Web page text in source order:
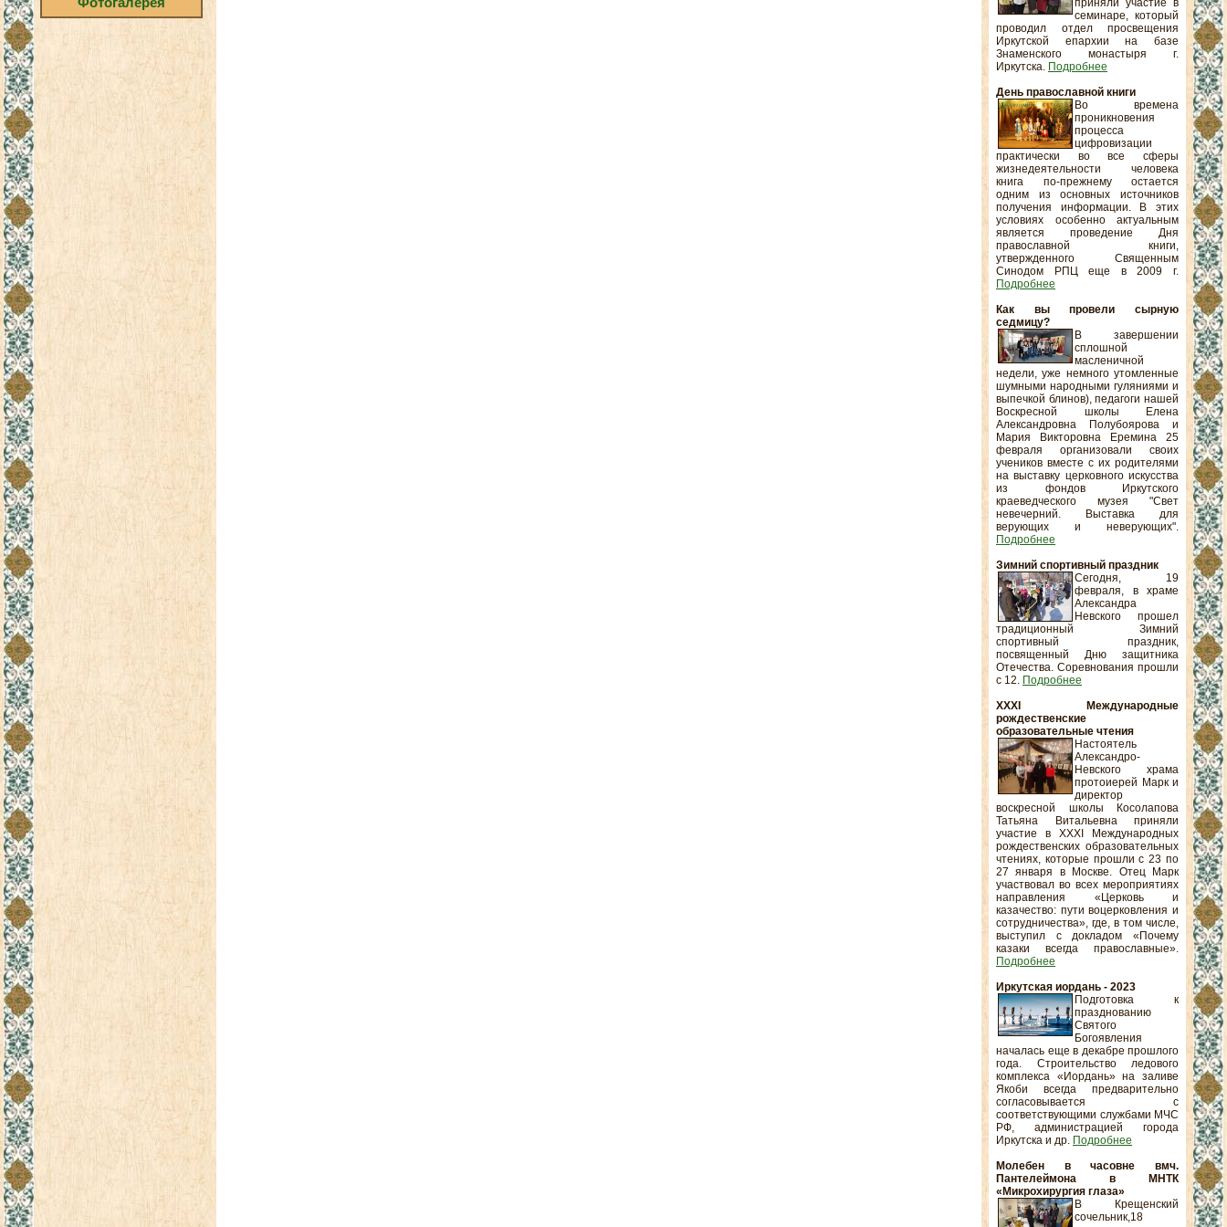
приняли участие в
семинаре, который
проводил отдел просвещения
Иркутской епархии на базе
Знаменского монастыря г.
Иркутска. Подробнее
День православной книги
Во времена
проникновения
процесса
цифровизации
практически во все сферы
жизнедеятельности человека
книга по-прежнему остается
одним из основных источников
получения информации. В этих
условиях особенно актуальным
является проведение Дня
православной книги,
утвержденного Священным
Синодом РПЦ еще в 2009 г.
Подробнее
Как вы провели сырную
седмицу?
В завершении
сплошной
масленичной
недели, уже немного утомленные
шумными народными гуляниями и
выпечкой блинов), педагоги нашей
Воскресной школы Елена
Александровна Полубоярова и
Мария Викторовна Еремина 25
февраля организовали своих
учеников вместе с их родителями
на выставку церковного искусства
из фондов Иркутского
краеведческого музея "Свет
невечерний. Выставка для
верующих и неверующих".
Подробнее
Зимний спортивный праздник
Сегодня, 19
февраля, в храме
Александра
Невского прошел
традиционный Зимний
спортивный праздник,
посвященный Дню защитника
Отечества. Соревнования прошли
с 12. Подробнее
XXXI Международные
рождественские
образовательные чтения
Настоятель
Александро-
Невского храма
протоиерей Марк и
директор
воскресной школы Косолапова
Татьяна Витальевна приняли
участие в XXXI Международных
рождественских образовательных
чтениях, которые прошли с 23 по
27 января в Москве. Отец Марк
участвовал во всех мероприятиях
направления «Церковь и
казачество: пути воцерковления и
сотрудничества», где, в том числе,
выступил с докладом «Почему
казаки всегда православные».
Подробнее
Иркутская иордань - 2023
Подготовка к
празднованию
Святого
Богоявления
началась еще в декабре прошлого
года. Строительство ледового
комплекса «Иордань» на заливе
Якоби всегда предварительно
согласовывается с
соответствующими службами МЧС
РФ, администрацией города
Иркутска и др. Подробнее
Молебен в часовне вмч.
Пантелеймона в МНТК
«Микрохирургия глаза»
В Крещенский
сочельник,18